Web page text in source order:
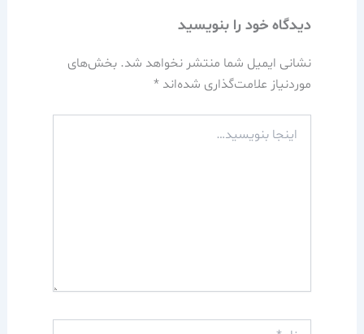
دیدگاه‌ خود را بنویسید
نشانی ایمیل شما منتشر نخواهد شد. بخش‌های
موردنیاز علامت‌گذاری شده‌اند *
بنویسید…